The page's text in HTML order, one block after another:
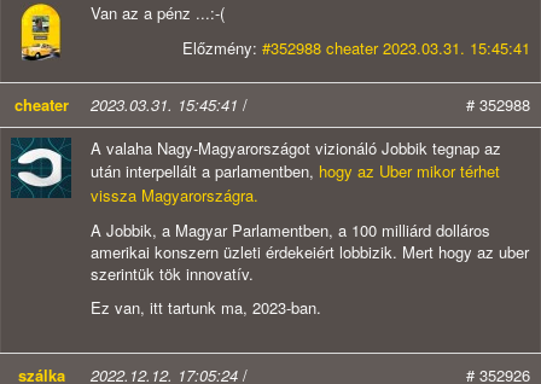
Van az a pénz ...:-(
Előzmény: #352988 cheater 2023.03.31. 15:45:41
cheater 2023.03.31. 15:45:41 /
# 352988
A valaha Nagy-Magyarországot vizionáló Jobbik tegnap az
után interpellált a parlamentben, hogy az Uber mikor térhet
vissza Magyarországra.
A Jobbik, a Magyar Parlamentben, a 100 milliárd dolláros
amerikai konszern üzleti érdekeiért lobbizik. Mert hogy az uber
szerintük tök innovatív.
Ez van, itt tartunk ma, 2023-ban.
szálka 2022.12.12. 17:05:24 / # 352926